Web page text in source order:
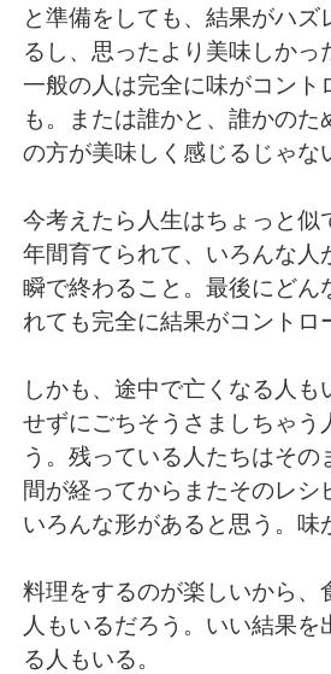
English 简体中文
繁體中文 Español
Deutsch 日本語
Русский ไทย
Türkçe Tiếng Việt
Português
と準備をしても、結果がハズ
るし、思ったより美味しかっ
一般の人は完全に味がコント
も。または誰かと、誰かのた
の方が美味しく感じるじゃな
今考えたら人生はちょっと似
年間育てられて、いろんな人
瞬で終わること。最後にどん
れても完全に結果がコントロ
しかも、途中で亡くなる人も
せずにごちそうさましちゃう
う。残っている人たちはその
間が経ってからまたそのレシ
いろんな形があると思う。味
料理をするのが楽しいから、
人もいるだろう。いい結果を
る人もいる。